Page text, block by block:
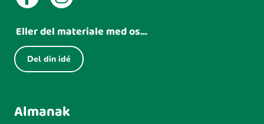
Eller del materiale med os...
Del din idé
Almanak